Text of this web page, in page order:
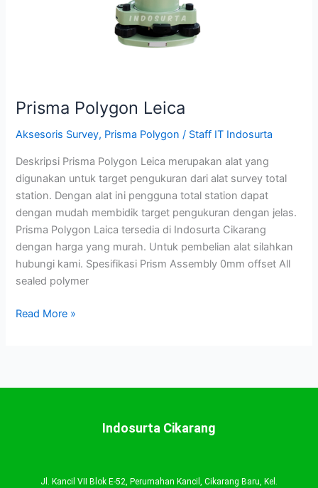
Prisma Polygon Leica
Aksesoris Survey, Prisma Polygon / Staff IT Indosurta
Deskripsi Prisma Polygon Leica merupakan alat yang
digunakan untuk target pengukuran dari alat survey total
station. Dengan alat ini pengguna total station dapat
dengan mudah membidik target pengukuran dengan jelas.
Prisma Polygon Laica tersedia di Indosurta Cikarang
dengan harga yang murah. Untuk pembelian alat silahkan
hubungi kami. Spesifikasi Prism Assembly 0mm offset All
sealed polymer
Read More »
Indosurta Cikarang
Jl. Kancil VII Blok E-52, Perumahan Kancil, Cikarang Baru, Kel.